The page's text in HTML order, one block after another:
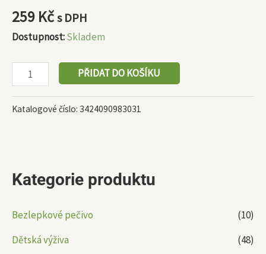
Kategorie produktu
Bezlepkové pečivo
(10)
Dětská výživa
(48)
259 Kčs DPH
Dostupnost:Skladem
PŘIDAT DO KOŠÍKU
Katalogové číslo: 3424090983031